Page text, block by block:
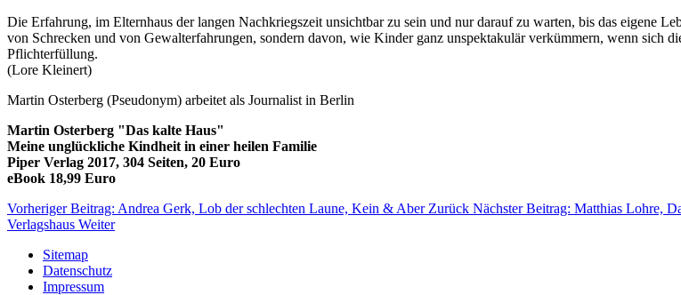
Die Erfahrung, im Elternhaus der langen Nachkriegszeit unsichtbar zu sein und nur darauf zu warten, bis das eigene
von Schrecken und von Gewalterfahrungen, sondern davon, wie Kinder ganz unspektakulär verkümmern, wenn sich
Pflichterfüllung.
(Lore Kleinert)
Martin Osterberg (Pseudonym) arbeitet als Journalist in Berlin
Martin Osterberg "Das kalte Haus"
Meine unglückliche Kindheit in einer heilen Familie
Piper Verlag 2017, 304 Seiten, 20 Euro
eBook 18,99 Euro
Vorheriger Beitrag: Andrea Gerk, Lob der schlechten Laune, Kein & Aber Zurück Nächster Beitrag: Matthias Lohre,
Verlagshaus Weiter
Sitemap
Datenschutz
Impressum